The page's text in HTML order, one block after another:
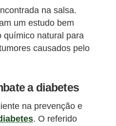
na salsa.
um estudo bem
químico natural para
causados ​​pelo
a diabetes
na prevenção e
. O referido